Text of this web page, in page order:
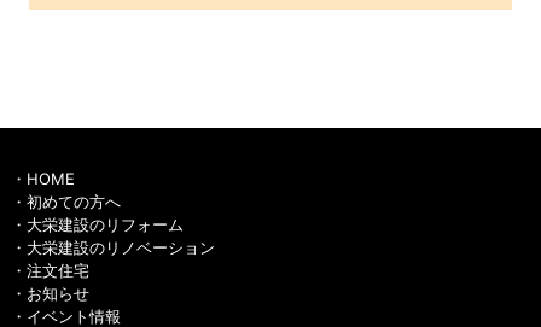
HOME
初めての方へ
大栄建設のリフォーム
大栄建設のリノベーション
注文住宅
お知らせ
イベント情報